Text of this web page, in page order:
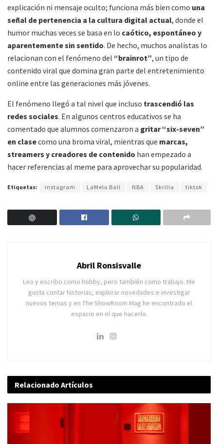
explicación ni mensaje oculto; funciona más bien como una
señal de pertenencia a la cultura digital actual, donde el
humor muchas veces se basa en lo caótico, espontáneo y
aparentemente sin sentido. De hecho, muchos analistas lo
relacionan con el fenómeno del “brainrot”, un tipo de
contenido viral que domina gran parte del entretenimiento
online entre las generaciones más jóvenes.
El fenómeno llegó a tal nivel que incluso trascendió las
redes sociales. En algunos centros educativos se ha
comentado que alumnos comenzaron a gritar “six-seven”
en clasecomo una broma viral, mientras que marcas,
streamers y creadores de contenido han empezado a
hacer referencias al meme para aprovechar su popularidad.
Etiquetas: instagram LaMelo Ball NBA Skrilla tiktok
Abril Ronsisvalle
Leo y escribo como hobby, pero también como trabajo. Me
gusta contar historias, explorar novedades e investigar
nuevos temas y en The ShowRoom Mag he encontrado el
espacio en el que hacerlo.
Relacionado Artículos